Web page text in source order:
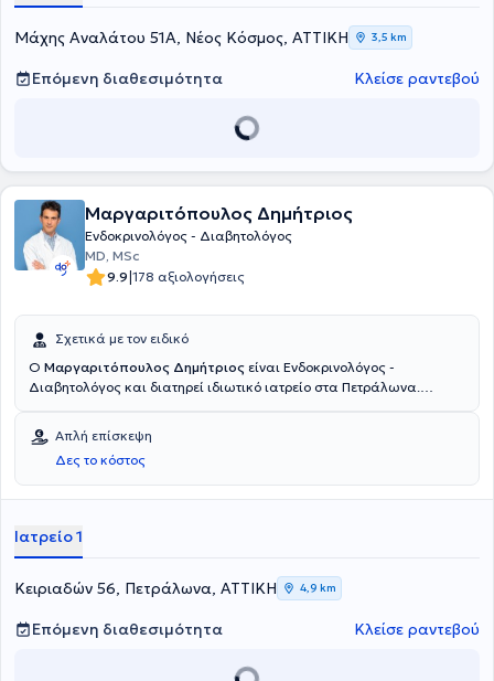
Μάχης Αναλάτου 51Α, Νέος Κόσμος, ΑΤΤΙΚΗ 3,5 km
Επόμενη διαθεσιμότητα Κλείσε ραντεβού
Μαργαριτόπουλος Δημήτριος
Ενδοκρινολόγος - Διαβητολόγος
MD, MSc
9.9|178 αξιολογήσεις
Σχετικά με τον ειδικό
Ο Μαργαριτόπουλος Δημήτριος είναι Ενδοκρινολόγος -
Διαβητολόγος και διατηρεί ιδιωτικό ιατρείο στα Πετράλωνα.
Θεσσαλονίκης και πραγματοποίησε μεταπτυχιακές σπουδές στην
Εφαρμοσμένη Διαιτολογία - Διατροφή στο Χαροκόπειο
Πανεπιστήμιο Αθηνών. Επίσης, είναι Υποψήφιος Διδάκτωρ στο
Εθνικό και Καποδιστριακό Πανεπιστήμιο Αθηνών και έχει
"Αλεξάνδρα". Διαθέτει ιδιαίτερη κλινική εμπειρία έχοντας εργαστεί
ως Ενδοκρινολόγος - Διαβητολόγος στο Γενικό Νοσοκομείο Αθηνών
Γενικού Νοσοκομείου Αθηνών "Ιπποκράτειο", καθώς και στο Centre
Hospitalier du Centre du Valais της Ελβετίας. Τέλος, ο γιατρός
εξειδικεύεται στο σακχαρώδη διαβήτη, στο θυρεοειδή και
Απλή επίσκεψη
Δες το κόστος
Ιατρείο 1
Κειριαδών 56, Πετράλωνα, ΑΤΤΙΚΗ 4,9 km
Επόμενη διαθεσιμότητα Κλείσε ραντεβού